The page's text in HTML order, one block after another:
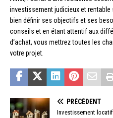
investissement judicieux et
bien définir ses objectifs et ses
conseils et en étant attentif aux
d’achat, vous mettrez toutes les
votre projet.
PRÉCÉDENT
Investissement